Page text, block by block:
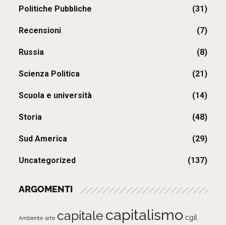
Politiche Pubbliche (31)
Recensioni (7)
Russia (8)
Scienza Politica (21)
Scuola e università (14)
Storia (48)
Sud America (29)
Uncategorized (137)
ARGOMENTI
Ambiente arte capitale capitalismo cgil